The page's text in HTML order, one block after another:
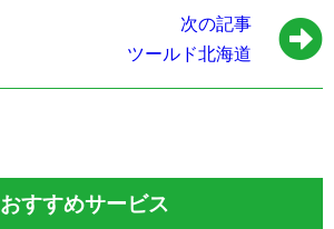
次の記事
ツールド北海道
おすすめサービス